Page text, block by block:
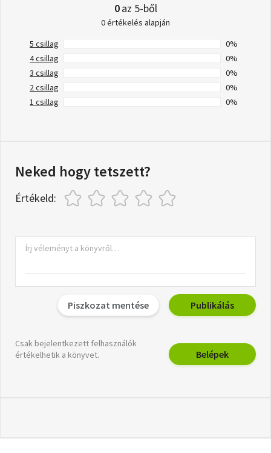
0az 5-ből
0 értékelés alapján
5 csillag
0%
4 csillag
0%
3 csillag
0%
2 csillag
0%
1 csillag
0%
Neked hogy tetszett?
Értékeld:
Piszkozat mentése Publikálás
Csak bejelentkezett felhasználók
értékelhetik a könyvet.
Belépek